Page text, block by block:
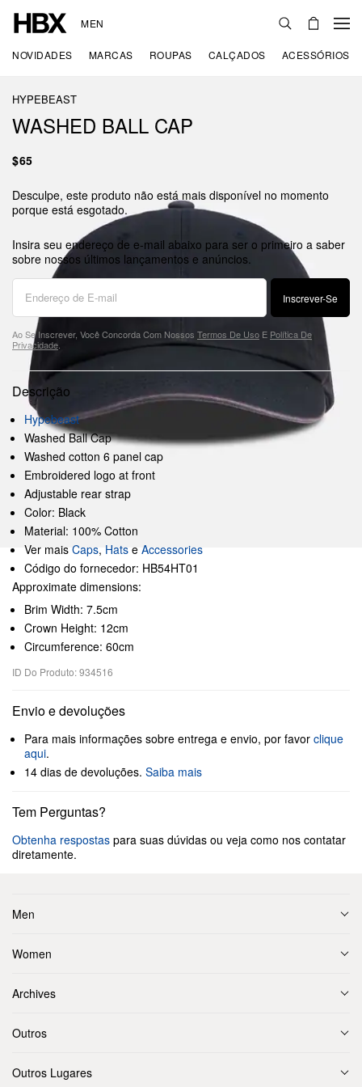
MEN
NOVIDADES MARCAS ROUPAS CALÇADOS ACESSÓRIOS
HYPEBEAST
WASHED BALL CAP
$65
Desculpe, este produto não está mais disponível no momento
porque está esgotado.
Insira seu endereço de e-mail abaixo para ser o primeiro a saber
sobre nossos últimos lançamentos e anúncios.
Inscrever-Se
Ao Se Inscrever, Você Concorda Com Nossos Termos De Uso E Política De
Privacidade
Descrição
Hypebeast
Washed Ball Cap
Washed cotton 6 panel cap
Embroidered logo at front
Adjustable rear strap
Color: Black
Material: 100% Cotton
Ver mais Caps, Hats e Accessories
Código do fornecedor: HB54HT01
Approximate dimensions:
Brim Width: 7.5cm
Crown Height: 12cm
Circumference: 60cm
ID Do Produto: 934516
Envio e devoluções
Para mais informações sobre entrega e envio, por favor clique
aqui.
14 dias de devoluções. Saiba mais
Tem Perguntas?
Obtenha respostas para suas dúvidas ou veja como nos contatar
diretamente.
Men
Women
Archives
Outros
Outros Lugares